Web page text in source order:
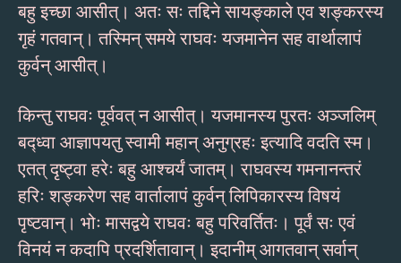
बहु इच्छा आसीत्। अतः सः तद्दिने सायङ्काले एव शङ्करस्य
गृहं गतवान्। तस्मिन् समये राघवः यजमानेन सह वार्थालापं
कुर्वन् आसीत्।
किन्तु राघवः पूर्ववत् न आसीत्। यजमानस्य पुरतः अञ्जलिम्
बद्ध्वा आज्ञापयतु स्वामी महान् अनुग्रहः इत्यादि वदति स्म।
एतत् दृष्ट्वा हरेः बहु आश्चर्यं जातम्। राघवस्य गमनानन्तरं
हरिः शङ्करेण सह वार्तालापं कुर्वन् लिपिकारस्य विषयं
पृष्टवान्। भोः मासद्वये राघवः बहु परिवर्तितः। पूर्वं सः एवं
विनयं न कदापि प्रदर्शितावान्। इदानीम् आगतवान् सर्वान्